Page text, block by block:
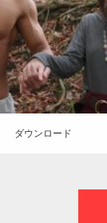
ダウンロード
「所さん！事件です
6/8放送）